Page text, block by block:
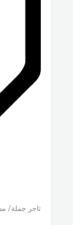
تاجر جملة/